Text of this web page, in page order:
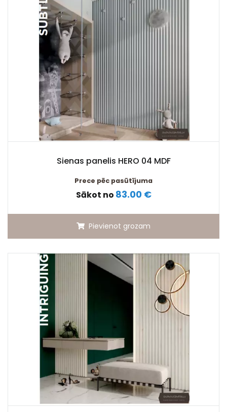
Sienas panelis HERO 04 MDF
Prece pēc pasūtījuma
Sākot no 83.00 €
Pievienot grozam